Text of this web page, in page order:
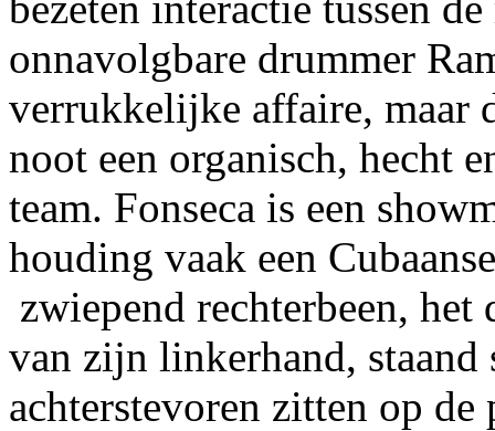
onnavolgbare drummer
verrukkelijke affaire, maar
noot een organisch, hecht
team. Fonseca is een
houding vaak een
zwiepend rechterbeen,
van zijn linkerhand, staand
achterstevoren zitten op